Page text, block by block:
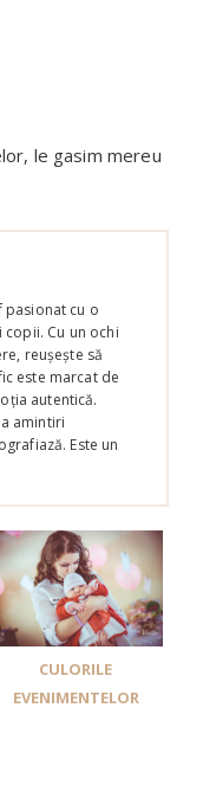
le gasim mereu
cu o
Cu un ochi
reușește să
este marcat de
autentică.
amintiri
Este un
CULORILE
EVENIMENTELOR